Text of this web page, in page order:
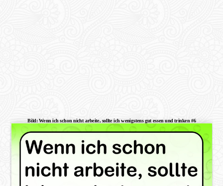
Bild: Wenn ich schon nicht arbeite, sollte ich wenigstens gut essen und trinken #6